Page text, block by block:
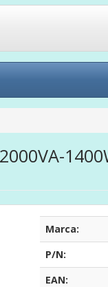
Marca:
P/N:
EAN: